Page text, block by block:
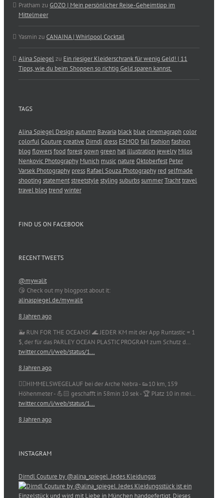
Pratham zu GOZO | Mein persönlicher Reise-Geheimtipp im
Mittelmeer
Yasmin zu CANAINA | Whirlpool Cocktail
Alina Spiegelzu Ein riesiger Kleiderschrank für wenig Geld! | 11
Tipps, wie du beim Shoppen so richtig Geld sparen kannst.
TAGS
Alina Spiegel Designautumn Bavaria black blue cinemagraphcolor
colorfulCouture creative Dirndldress ESMOD fallfashionfashion
blog flowersfood forestgowngreen hat illustration jewelry Milos
Nenkovic Photography Munich music nature Oktoberfest Peter
Varsek Photography press Rafael Souza Photography red selfmade
shooting statementstreetstyle styling suburbssummerTrachttravel
travel blog trend winter
FIND US ON FACEBOOK
RECENT TWEETS
@mywalit
😘 Check out my blogpost about it:
alinaspiegel.de/mywalit
8 Jahren ago
🐳 RUN FOR THE OCEANS! 🌊 JEDER KM mit der App Runtastic = 1
$, der für das PARLEY OCEAN PLASTIC PROGRAM zum Schutz d…
twitter.com/i/web/status/1…
8 Jahren ago
🏃‍♀️HIMMELSWEGELAUF bei der Arche Nebra - 👟10 km, 159
Höhenmeter - 💪🏻 geschafft in 58min 10 sek - 🏆 Platz 10 in mei…
twitter.com/i/web/status/1…
8 Jahren ago
INSTAGRAM
Dirndl Couture by @alina_spiegel. Jedes Kleidungss